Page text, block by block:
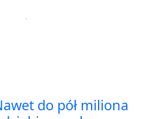
do pół miliona